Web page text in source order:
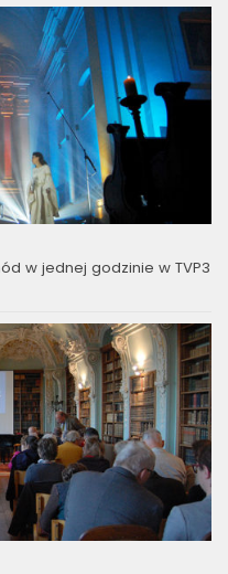
w jednej godzinie w TVP3